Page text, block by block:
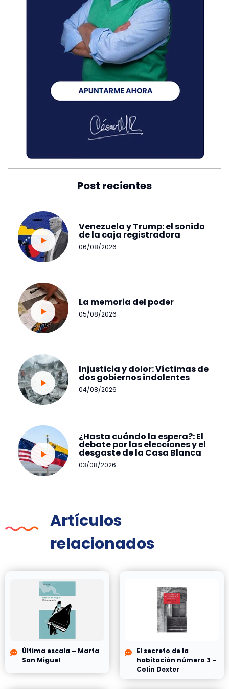
Post recientes
Venezuela y Trump: el sonido
de la caja registradora
06/08/2026
La memoria del poder
05/08/2026
Injusticia y dolor: Víctimas de
dos gobiernos indolentes
04/08/2026
¿Hasta cuándo la espera?: El
debate por las elecciones y el
desgaste de la Casa Blanca
03/08/2026
Artículos
relacionados
Última escala – Marta
San Miguel
El secreto de la
habitación número 3 –
Colin Dexter